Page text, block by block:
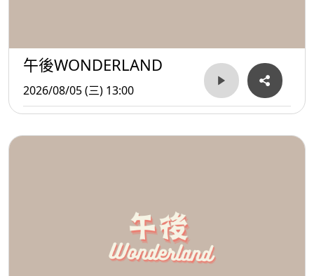
午後WONDERLAND
2026/08/05 (三) 13:00